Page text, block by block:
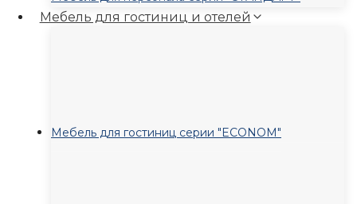
Мебель для гостиниц и отелей
Мебель для гостиниц серии "ECONOM"